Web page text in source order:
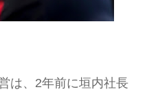
2年前に垣内社長